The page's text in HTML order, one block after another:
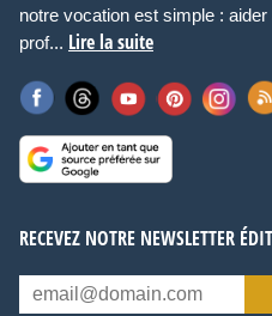
notre vocation est simple :
prof... Lire la suite
RECEVEZ NOTRE NEWSLETTER